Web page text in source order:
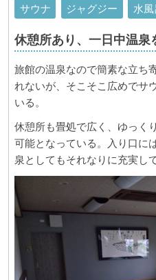
サウナ ジャグジー 水風
休憩所あり、一日中温泉
旅館の温泉なので簡素な立ち
れないが、そこそこ広めでサ
いる。
休憩所も畳処で広く、ゆっく
可能となっている。入り口に
泉としてもそれなりに充実し